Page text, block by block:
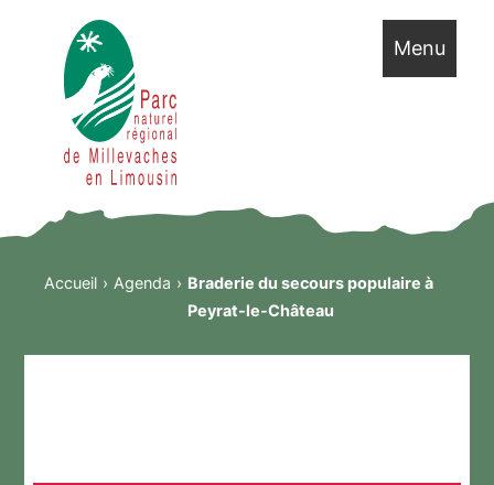
Menu
Accueil Agenda
Braderie du secours populaire à
Peyrat-le-Château